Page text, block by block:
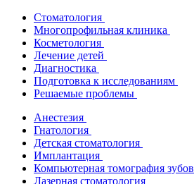
Стоматология
Многопрофильная клиника
Косметология
Лечение детей
Диагностика
Подготовка к исследованиям
Решаемые проблемы
Анестезия
Гнатология
Детская стоматология
Имплантация
Компьютерная томография зубов
Лазерная стоматология